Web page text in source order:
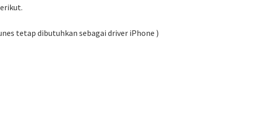
tetap dibutuhkan sebagai driver iPhone )